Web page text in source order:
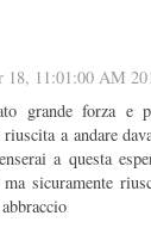
18, 11:01:00 AM
grande forza e
a andare
a questa
sicuramente